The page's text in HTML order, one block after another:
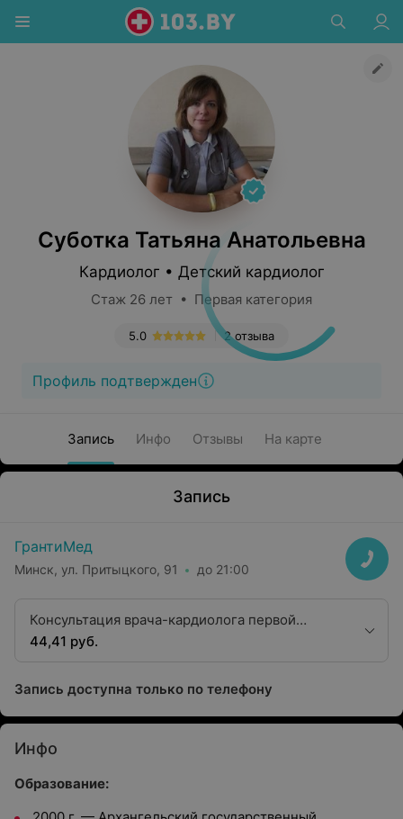
Суботка Татьяна Анатольевна
Кардиолог • Детский кардиолог
Стаж 26 лет • Первая категория
2 отзыва
5.0
Профиль подтвержден
Запись Инфо Отзывы На карте
Запись
ГрантиМед
Минск, ул. Притыцкого, 91 до 21:00
Консультация врача-кардиолога первой
категории
44,41 руб.
Запись доступна только по телефону
Инфо
Образование: